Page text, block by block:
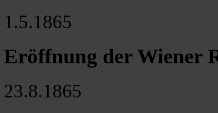
1.5.1865
Eröffnung der Wiener
23.8.1865